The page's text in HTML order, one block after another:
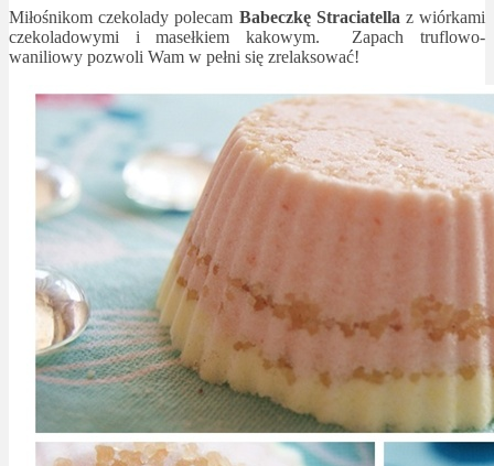
Miłośnikom czekolady polecam Babeczkę Straciatella z wiórkami
czekoladowymi i masełkiem kakowym. Zapach truflowo-
waniliowy pozwoli Wam w pełni się zrelaksować!